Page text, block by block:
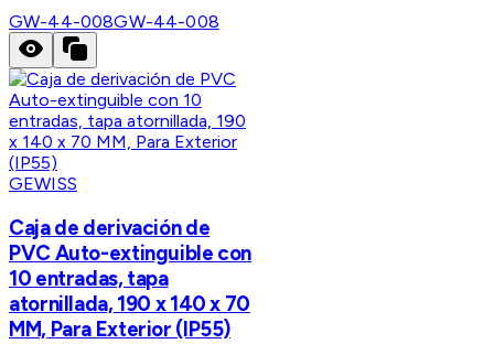
GW-44-008GW-44-008
GEWISS
Caja de derivación de
PVC Auto-extinguible con
10 entradas, tapa
atornillada, 190 x 140 x 70
MM, Para Exterior (IP55)